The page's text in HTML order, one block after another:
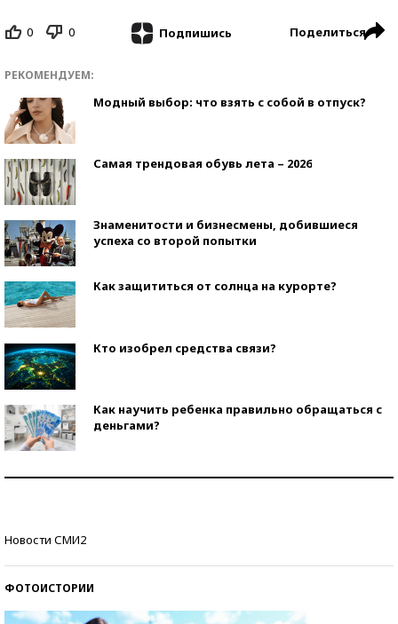
0 0 Подпишись Поделиться
РЕКОМЕНДУЕМ:
Модный выбор: что взять с собой в отпуск?
Самая трендовая обувь лета – 2026
Знаменитости и бизнесмены, добившиеся
успеха со второй попытки
Как защититься от солнца на курорте?
Кто изобрел средства связи?
Как научить ребенка правильно обращаться с
деньгами?
Новости СМИ2
ФОТОИСТОРИИ